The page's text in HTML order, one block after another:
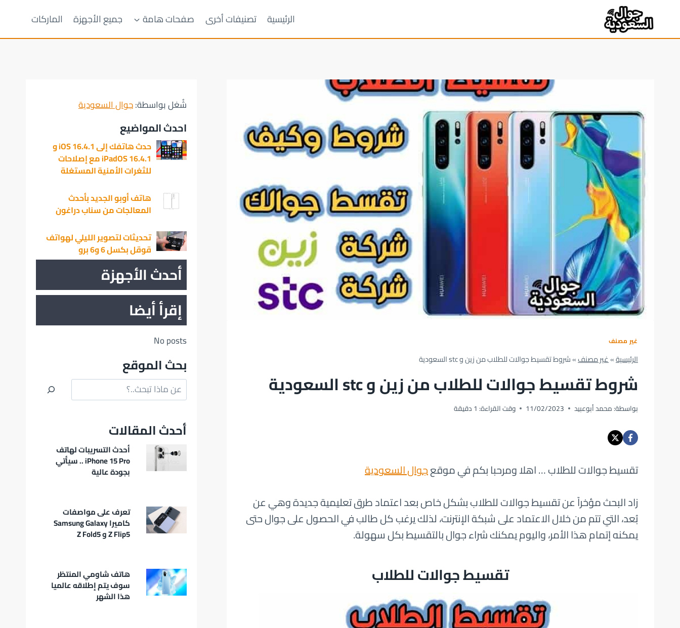
المحتوى
الرئيسية تصنيفات أخرى صفحات هامة جميع الأجهزة الماركات
غير مصنف
الرئيسية»غير مصنف»شروط تقسيط جوالات للطلاب من زين و stc السعودية
شروط تقسيط جوالات للطلاب من زين و stc السعودية
بواسطة:محمد أبوعبيد 11/02/2023 وقت القراءة: 1دقيقة
تقسيط جوالات للطلاب … اهلا ومرحبا بكم في موقعجوال السعودية
زاد البحث مؤخراً عن تقسيط جوالات للطلاب بشكل خاص بعد اعتماد طرق تعليمية جديدة وهي عن
بُعد، التي تتم من خلال الاعتماد على شبكة الإنترنت، لذلك يرغب كل طالب في الحصول على جوال حتى
يمكنه إتمام هذا الأمر، واليوم يمكنك شراء جوال بالتقسيط بكل سهولة.
تقسيط جوالات للطلاب
شُغل بواسطة:جوال السعودية
احدث المواضيع
حدث هاتفك إلى iOS 16.4.1 و
iPadOS 16.4.1 مع إصلاحات
للثغرات الأمنية المستغلة
هاتف أوبو الجديد بأحدث
المعالجات من سناب دراغون
تحديثات لتصوير الليلي لهواتف
قوقل بكسل 6 و6 برو
أحدث الأجهزة
إقرأ أيضا
No posts
بحث الموقع
البحث
أحدث المقالات
أحدث التسريبات لهاتف
iPhone 15 Pro .. سيأتي
بجودة عالية
تعرف على مواصفات
كاميرا Samsung Galaxy
Z Flip5 و Z Fold5
هاتف شاومي المنتظر
سوف يتم إطلاقه عالميا
هذا الشهر